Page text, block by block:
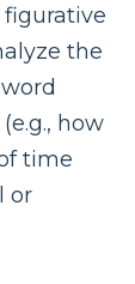
the
how
time
or